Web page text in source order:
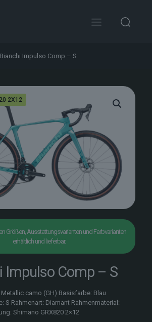
Bianchi Impulso Comp – S
2X12
Größen, Ausstattungsvarianten und Farbvarianten
erhältlich und lieferbar.
Impulso Comp – S
Metallic camo (GH) Basisfarbe: Blau
S Rahmenart: Diamant Rahmenmaterial:
Shimano GRX820 2×12